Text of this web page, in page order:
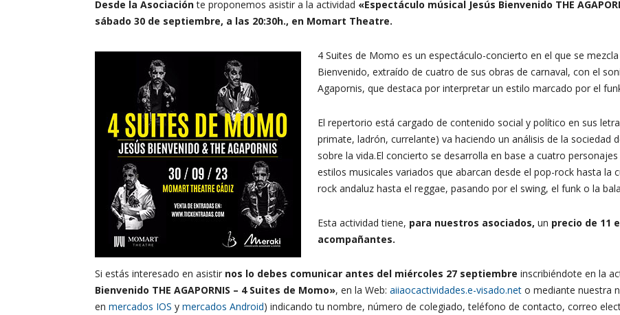
Desde la Asociaciónte proponemos asistir a la actividad «Espectáculo músical Jesús Bienvenido THE
sábado 30 de septiembre, a las 20:30h., en Momart Theatre.
4 Suites de Momo es un espectáculo-concierto en el que se
Bienvenido, extraído de cuatro de sus obras de carnaval, con el
Agapornis, que destaca por interpretar un estilo marcado por el
El repertorio está cargado de contenido social y político en sus
primate, ladrón, currelante) va haciendo un análisis de la sociedad
sobre la vida.El concierto se desarrolla en base a cuatro
estilos musicales variados que abarcan desde el pop-rock hasta la
rock andaluz hasta el reggae, pasando por el swing, el funk o la
Esta actividad tiene, para nuestros asociados, un precio de 11
acompañantes.
Si estás interesado en asistir nos lo debes comunicar antes del miércoles 27 septiembre inscribiéndote en la
Bienvenido THE AGAPORNIS – 4 Suites de Momo», en la Web: aiiaocactividades.e-visado.net o mediante nuestra
en mercados IOS y mercados Android) indicando tu nombre, número de colegiado, teléfono de contacto, correo